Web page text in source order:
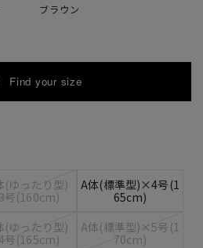
ブラウン
Find your size
(ゆったり型)
号(160cm)
A体(標準型)×4号(1
65cm)
(ゆったり型)
号(165cm)
A体(標準型)×5号(1
70cm)